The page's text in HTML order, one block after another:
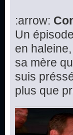
:arrow:
Un
en
sa mère
suis
plus que